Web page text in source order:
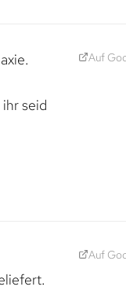
seid
Auf
Auf